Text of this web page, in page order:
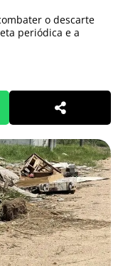
o descarte
periódica e a